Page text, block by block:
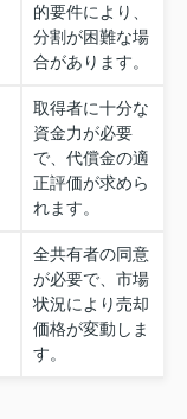
的要件により、
分割が困難な場
合があります。
取得者に十分な
資金力が必要
で、代償金の適
正評価が求めら
れます。
全共有者の同意
が必要で、市場
状況により売却
価格が変動しま
す。